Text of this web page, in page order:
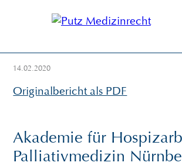
14.02.2020
Originalbericht als PDF
Akademie für
Palliativmedizin